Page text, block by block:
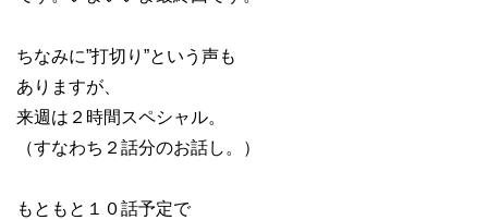
ちなみに”打切り”という声も
ありますが、
来週は２時間スペシャル。
（すなわち２話分のお話し。）
もともと１０話予定で